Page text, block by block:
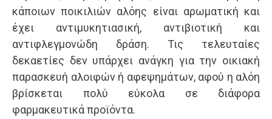
κάποιων ποικιλιών αλόης είναι αρωματική και
έχει αντιμυκητιασική, αντιβιοτική και
αντιφλεγμονώδη δράση. Τις τελευταίες
δεκαετίες δεν υπάρχει ανάγκη για την οικιακή
παρασκευή αλοιφών ή αφεψημάτων, αφού η αλόη
βρίσκεται πολύ εύκολα σε διάφορα
φαρμακευτικά προϊόντα.